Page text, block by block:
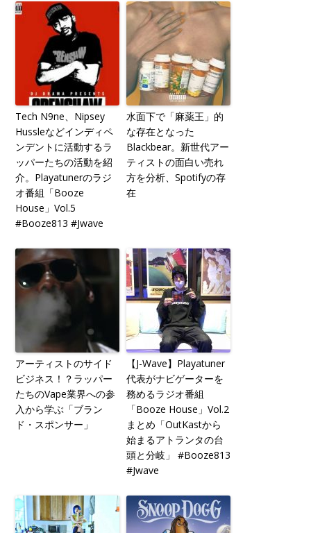
Tech N9ne、Nipsey
Hussleなどインディペ
ンデントに活動するラ
ッパーたちの活動を紹
介。Playatunerのラジ
オ番組「Booze
House」Vol.5
#Booze813 #Jwave
水面下で「麻薬王」的
な存在となった
Blackbear。新世代アー
ティストの面白い売れ
方を分析、Spotifyの存
在
アーティストのサイド
ビジネス！？ラッパー
たちのVape業界への参
入から学ぶ「ブラン
ド・スポンサー」
【J-Wave】Playatuner
代表がナビゲーターを
務めるラジオ番組
「Booze House」Vol.2
まとめ「OutKastから
始まるアトランタの台
頭と分岐」 #Booze813
#Jwave